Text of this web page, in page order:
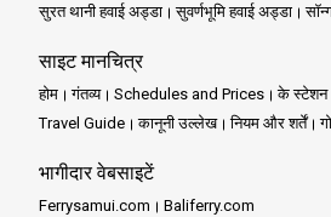
सुरत थानी हवाई अड्डा
सुवर्णभूमि हवाई अड्डा
साइट मानचित्र
होम गंतव्य Schedules and Prices के स्टेशन
Travel Guide
कानूनी उल्लेख नियम और शर्तें
भागीदार वेबसाइटें
Ferrysamui.com Baliferry.com